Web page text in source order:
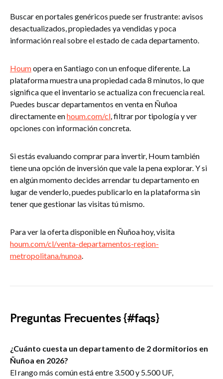
Buscar en portales genéricos puede ser frustrante: avisos
desactualizados, propiedades ya vendidas y poca
información real sobre el estado de cada departamento.
Houmopera en Santiago con un enfoque diferente. La
plataforma muestra una propiedad cada 8 minutos, lo que
significa que el inventario se actualiza con frecuencia real.
Puedes buscar departamentos en venta en Ñuñoa
directamente enhoum.com/cl, filtrar por tipología y ver
opciones con información concreta.
Si estás evaluando comprar para invertir, Houm también
tiene una opción de inversión que vale la pena explorar. Y si
en algún momento decides arrendar tu departamento en
lugar de venderlo, puedes publicarlo en la plataforma sin
tener que gestionar las visitas tú mismo.
Para ver la oferta disponible en Ñuñoa hoy, visita
houm.com/cl/venta-departamentos-region-
metropolitana/nunoa.
Preguntas Frecuentes {#faqs}
¿Cuánto cuesta un departamento de 2 dormitorios en
Ñuñoa en 2026?
El rango más común está entre 3.500 y 5.500 UF,